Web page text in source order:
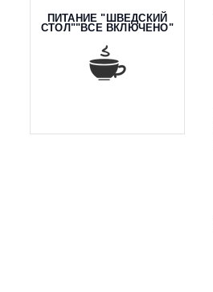
ПИТАНИЕ "ШВЕДСКИЙ
СТОЛ""ВСЕ ВКЛЮЧЕНО"